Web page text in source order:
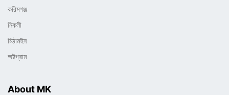
করিমগঞ্জ
নিকলী
মিঠামইন
অষ্টগ্রাম
About MK